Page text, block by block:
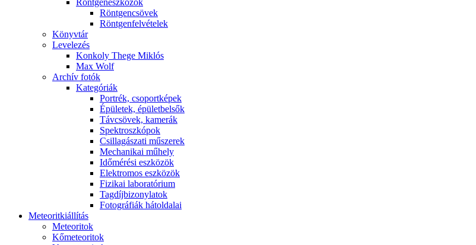
Rönt­gen­esz­kö­zök
Rönt­gen­csö­vek
Rönt­gen­fel­vé­te­lek
Könyv­tár
Le­ve­le­zés
Kon­koly The­ge Mik­lós
Max Wolf
Ar­chív fo­tók
Ka­te­gó­ri­ák
Port­rék, cso­port­ké­pek
Épü­le­tek, épü­let­bel­sők
Táv­csö­vek, ka­me­rák
Spekt­rosz­kó­pok
Csil­la­gá­sza­ti mű­sze­rek
Me­cha­ni­kai mű­hely
Idő­mé­ré­si esz­kö­zök
Elekt­ro­mos esz­kö­zök
Fi­zi­kai la­bo­ra­tó­ri­um
Tag­díj­bi­zony­la­tok
Fo­tog­rá­fi­ák hát­ol­da­lai
Me­te­o­rit­ki­ál­lí­tás
Me­te­o­ri­tok
Kő­me­te­o­ri­tok